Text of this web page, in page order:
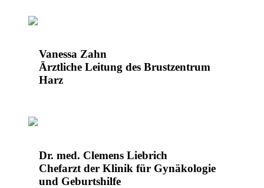
Vanessa Zahn
Ärztliche Leitung des Brustzentrum
Harz
Dr. med. Clemens Liebrich
Chefarzt der Klinik für Gynäkologie
und Geburtshilfe